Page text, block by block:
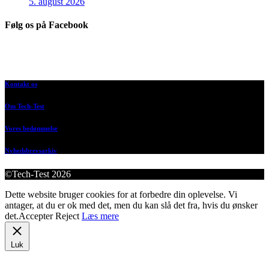
Følg os på Facebook
Kontakt os
Om Tech-Test
Vores bedømmelse
Nyhedsbrevsarkiv
©Tech-Test 2026
Dette website bruger cookies for at forbedre din oplevelse. Vi
antager, at du er ok med det, men du kan slå det fra, hvis du ønsker
det.Accepter Reject Læs mere
Luk